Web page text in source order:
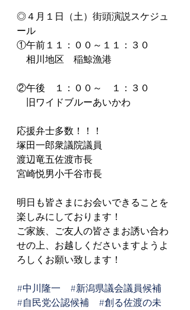
◎４月１日（土）街頭演説スケジュ
ール
①午前１１：００～１１：３０
相川地区　稲鯨漁港
②午後　１：００～　１：３０
旧ワイドブルーあいかわ
応援弁士多数！！！
塚田一郎衆議院議員
渡辺竜五佐渡市長
宮崎悦男小千谷市長
明日も皆さまにお会いできることを
楽しみにしております！
ご家族、ご友人の皆さまお誘い合わ
せの上、お越しくださいますようよ
ろしくお願い致します！
#中川隆一
#新潟県議会議員候補
#自民党公認候補
#創る佐渡の未